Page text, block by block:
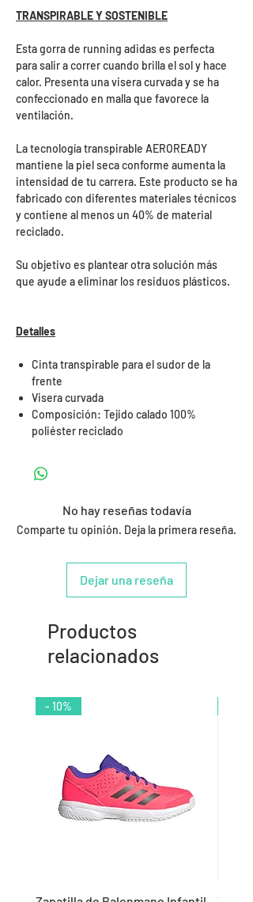
TRANSPIRABLE Y SOSTENIBLE
Esta gorra de running adidas es perfecta
para salir a correr cuando brilla el sol y hace
calor. Presenta una visera curvada y se ha
confeccionado en malla que favorece la
ventilación.
La tecnología transpirable AEROREADY
mantiene la piel seca conforme aumenta la
intensidad de tu carrera. Este producto se ha
fabricado con diferentes materiales técnicos
y contiene al menos un 40% de material
reciclado.
Su objetivo es plantear otra solución más
que ayude a eliminar los residuos plásticos.
Detalles
Cinta transpirable para el sudor de la
frente
Visera curvada
Composición: Tejido calado 100%
poliéster reciclado
No hay reseñas todavía
Comparte tu opinión. Deja la primera reseña.
Dejar una reseña
Productos
relacionados
- 10%